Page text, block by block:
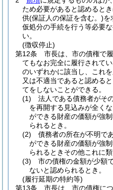
ため必要があると認めると
供(保証人の保証を含む。)を
仮処分の手続を行う等必要
い。
(徴収停止)
第12条
市長は、市の債権で
てもなお完全に履行されてい
のいずれかに該当し、これ
又は不適当であると認める
てをしないことができる。
(1)
法人である債務者がそ
を再開する見込みが全く
ができる財産の価額が強
られるとき。
(2)
債務者の所在が不明で
ができる財産の価額が強
られるときその他これに類
(3)
市の債権の金額が少額
ないと認められるとき。
(履行延期の特約等)
第13条
市長は、市の債権につ